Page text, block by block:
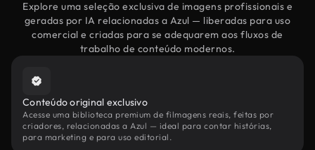
Explore uma seleção exclusiva de imagens profissionais e
geradas por IA relacionadas a Azul — liberadas para uso
comercial e criadas para se adequarem aos fluxos de
trabalho de conteúdo modernos.
Conteúdo original exclusivo
Acesse uma biblioteca premium de filmagens reais, feitas por
criadores, relacionadas a Azul — ideal para contar histórias,
para marketing e para uso editorial.